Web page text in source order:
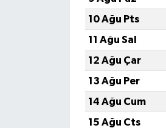
10 Ağu Pts
11 Ağu Sal
12 Ağu Çar
13 Ağu Per
14 Ağu Cum
15 Ağu Cts